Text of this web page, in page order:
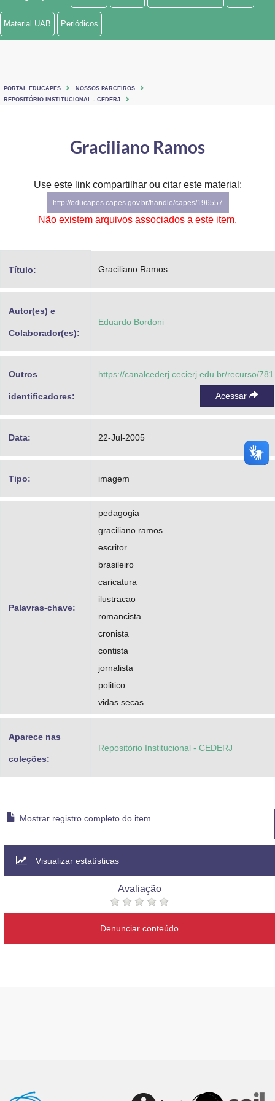
Ministério de Minas e Energia
Ministério do Turismo
Controladoria-Geral da União
Advocacia-Geral da União
Banco Central do Brasil
Material UAB Periódicos
PORTAL EDUCAPES
NOSSOS PARCEIROS
REPOSITÓRIO INSTITUCIONAL - CEDERJ
Graciliano Ramos
Use este link compartilhar ou citar este material:
http://educapes.capes.gov.br/handle/capes/196557
Não existem arquivos associados a este item.
Título: Graciliano Ramos
Autor(es) e
Colaborador(es):
Eduardo Bordoni
Outros
identificadores:
https://canalcederj.cecierj.edu.br/recurso/781
Acessar
Data: 22-Jul-2005
Tipo: imagem
Palavras-chave:
pedagogia
graciliano ramos
escritor
brasileiro
caricatura
ilustracao
romancista
cronista
contista
jornalista
politico
vidas secas
Aparece nas
coleções:
Repositório Institucional - CEDERJ
Mostrar registro completo do item
Visualizar estatísticas
Avaliação
Denunciar conteúdo